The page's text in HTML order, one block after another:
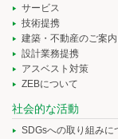
サービス
技術提携
建築・不動産のご案内
設計業務提携
アスベスト対策
ZEBについて
社会的な活動
SDGsへの取り組みに